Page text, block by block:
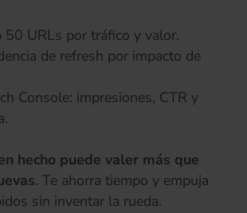
URLs por tráfico y valor.
de refresh por impacto de
Console: impresiones, CTR y
hecho puede valer más que
. Te ahorra tiempo y empuja
sin inventar la rueda.